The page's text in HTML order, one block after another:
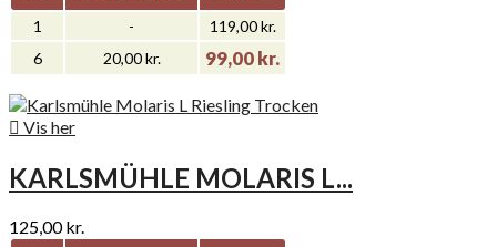
1
-
119,00 kr.
6
20,00 kr. 99,00 kr.
 Vis her
KARLSMÜHLE MOLARIS L...
125,00 kr.